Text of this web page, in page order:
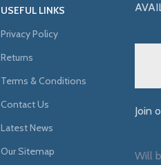
USEFUL LINKS
Privacy Policy
Returns
Terms & Conditions
Contact Us
Latest News
Our Sitemap
Join
Will